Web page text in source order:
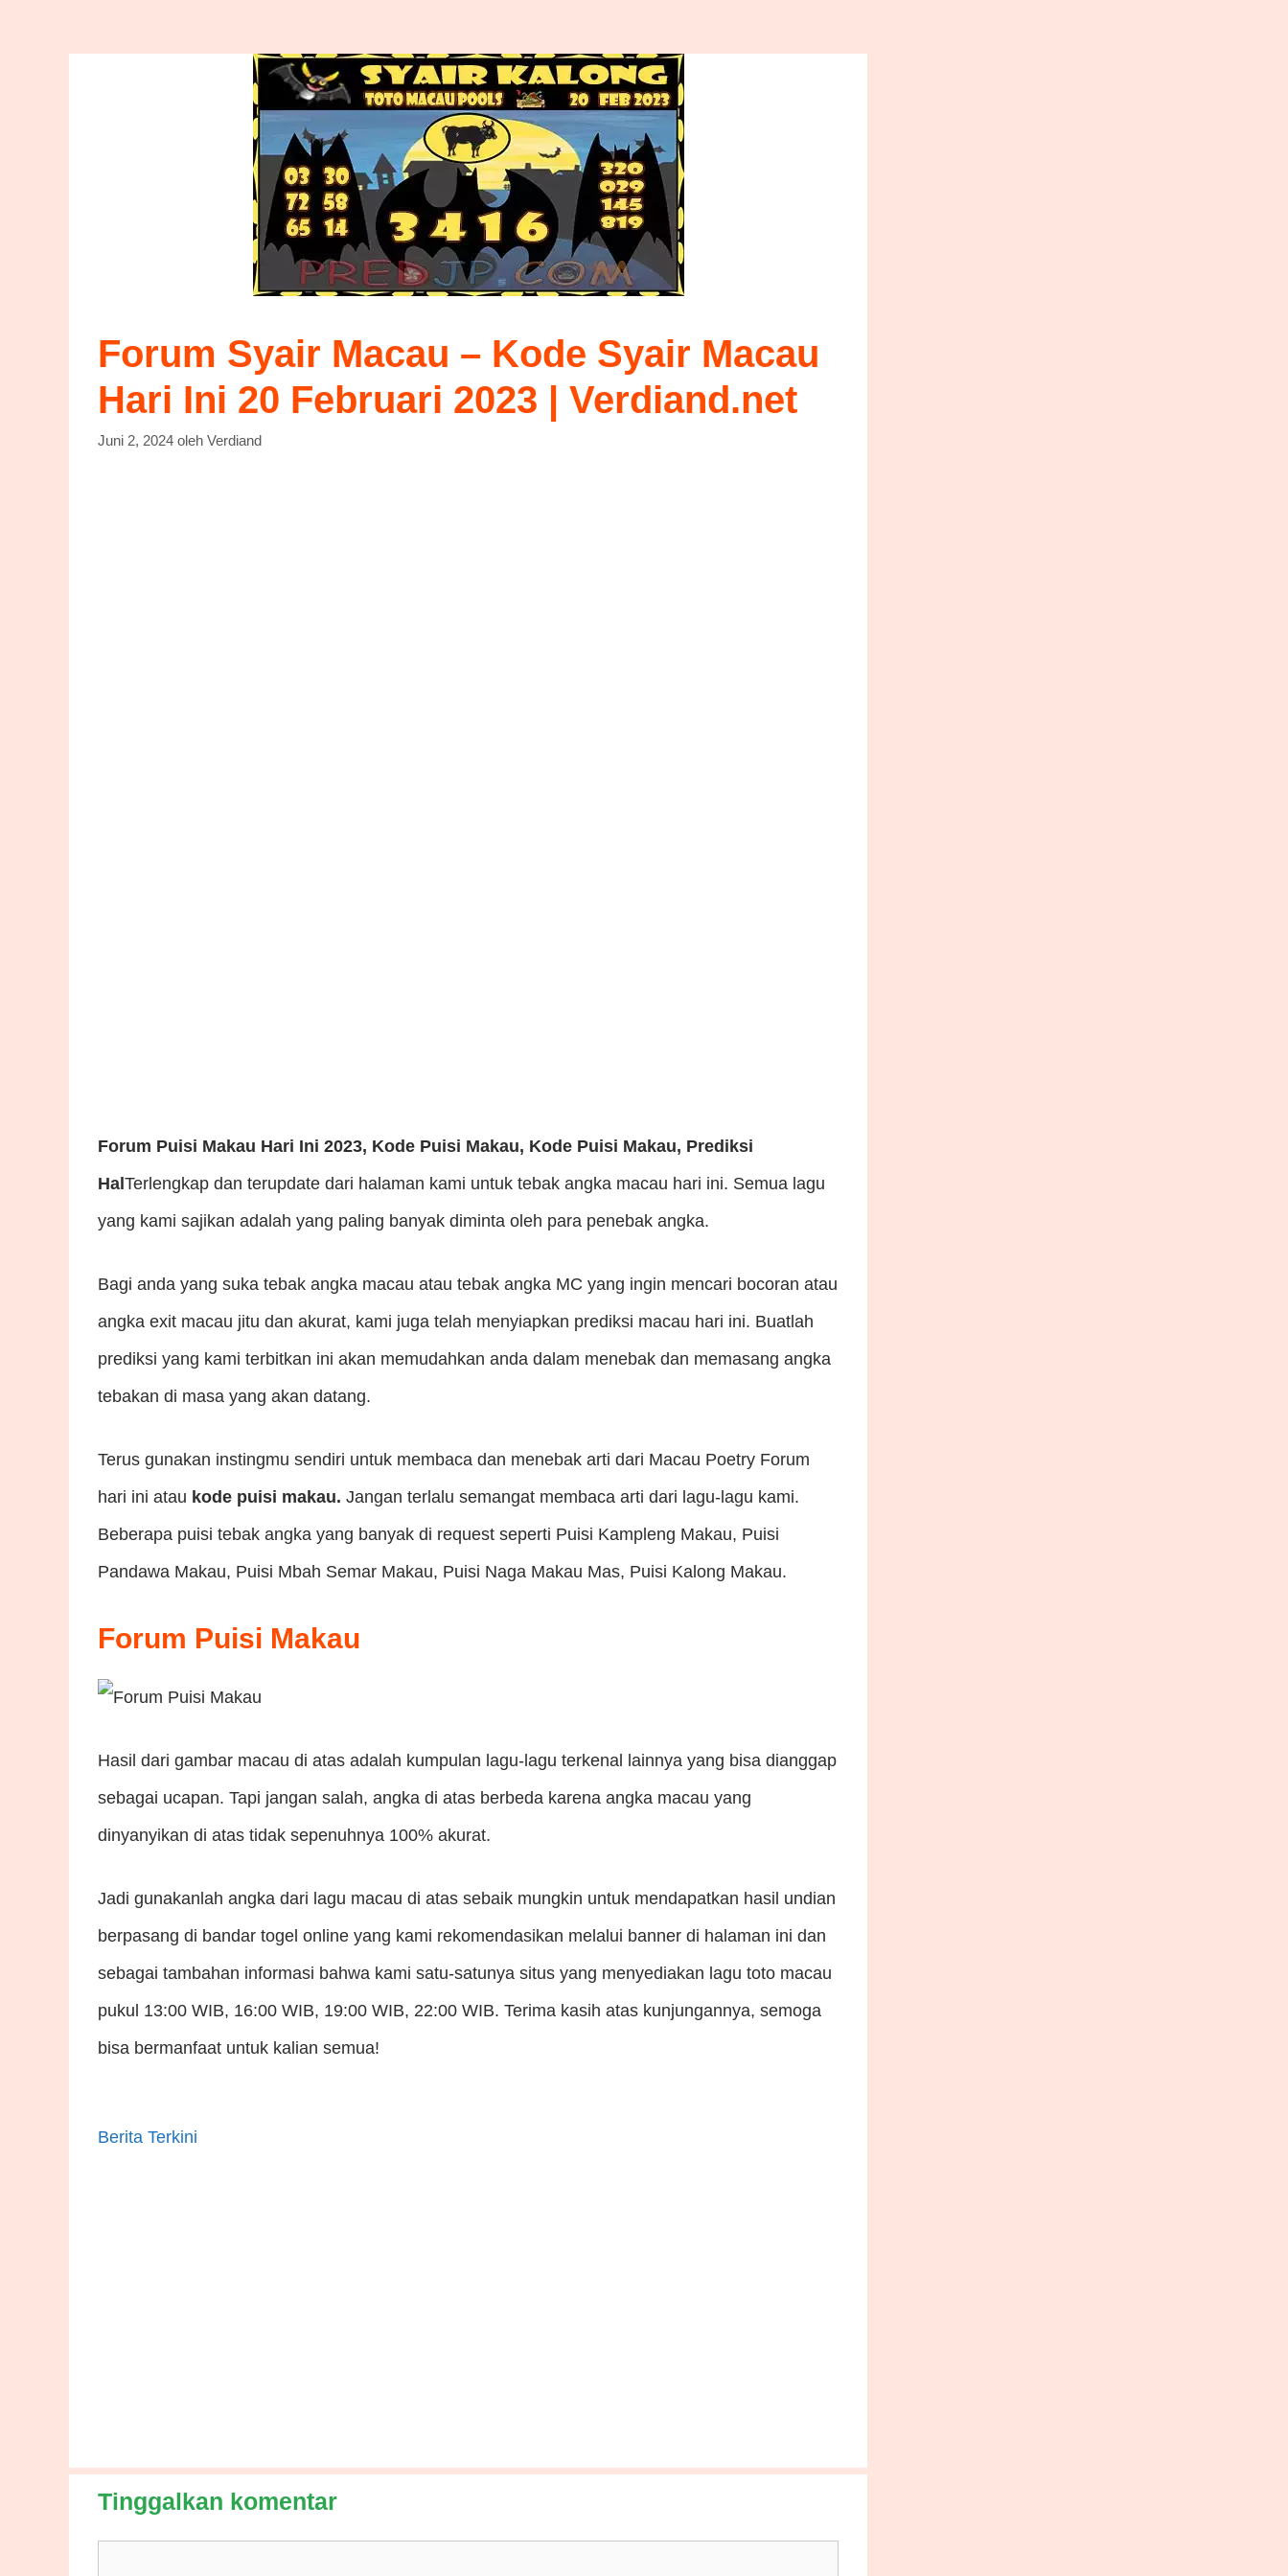
Forum Syair Macau – Kode Syair Macau
Hari Ini 20 Februari 2023 | Verdiand.net
Juni 2, 2024 oleh Verdiand
Forum Puisi Makau Hari Ini 2023, Kode Puisi Makau, Kode Puisi Makau, Prediksi
HalTerlengkap dan terupdate dari halaman kami untuk tebak angka macau hari ini. Semua lagu
yang kami sajikan adalah yang paling banyak diminta oleh para penebak angka.
Bagi anda yang suka tebak angka macau atau tebak angka MC yang ingin mencari bocoran atau
angka exit macau jitu dan akurat, kami juga telah menyiapkan prediksi macau hari ini. Buatlah
prediksi yang kami terbitkan ini akan memudahkan anda dalam menebak dan memasang angka
tebakan di masa yang akan datang.
Terus gunakan instingmu sendiri untuk membaca dan menebak arti dari Macau Poetry Forum
hari ini atau kode puisi makau. Jangan terlalu semangat membaca arti dari lagu-lagu kami.
Beberapa puisi tebak angka yang banyak di request seperti Puisi Kampleng Makau, Puisi
Pandawa Makau, Puisi Mbah Semar Makau, Puisi Naga Makau Mas, Puisi Kalong Makau.
Forum Puisi Makau
Hasil dari gambar macau di atas adalah kumpulan lagu-lagu terkenal lainnya yang bisa dianggap
sebagai ucapan. Tapi jangan salah, angka di atas berbeda karena angka macau yang
dinyanyikan di atas tidak sepenuhnya 100% akurat.
Jadi gunakanlah angka dari lagu macau di atas sebaik mungkin untuk mendapatkan hasil undian
berpasang di bandar togel online yang kami rekomendasikan melalui banner di halaman ini dan
sebagai tambahan informasi bahwa kami satu-satunya situs yang menyediakan lagu toto macau
pukul 13:00 WIB, 16:00 WIB, 19:00 WIB, 22:00 WIB. Terima kasih atas kunjungannya, semoga
bisa bermanfaat untuk kalian semua!
Berita Terkini
Tinggalkan komentar